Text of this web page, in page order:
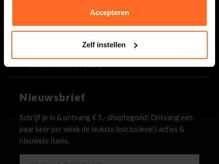
Accepteren
Zelf instellen
Bomont
Klantenservice
Nieuwsbrief
Schrijf je in & ontvang € 5,- shoptegoed! Ontvang een
paar keer per week de leukste (exclusieve!) acties &
nieuwste items.